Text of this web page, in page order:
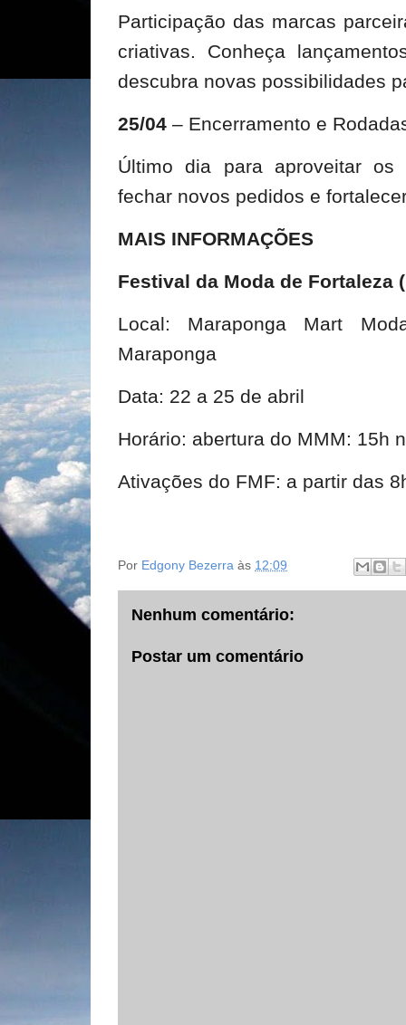
Participação das marcas
criativas. Conheça
descubra novas possibilidades
25/04 – Encerramento e
Último dia para aproveitar
fechar novos pedidos e
MAIS INFORMAÇÕES
Festival da Moda de Fortaleza
Local: Maraponga Mart
Maraponga
Data: 22 a 25 de abril
Horário: abertura do MMM: 15h
Ativações do FMF: a partir das
Por Edgony Bezerra às 12:09
Nenhum comentário:
Postar um comentário